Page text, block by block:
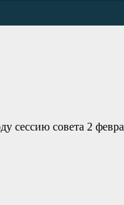
сессию совета 2